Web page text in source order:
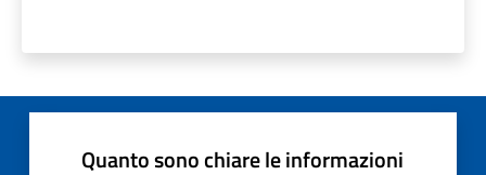
Quanto sono chiare le informazioni